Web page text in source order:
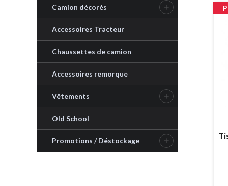
Camion décorés 
Accessoires Tracteur
Chaussettes de camion
Accessoires remorque
Vêtements 
Old School
Promotions / Déstockage 